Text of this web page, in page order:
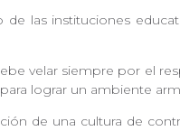
las instituciones
velar siempre por el
lograr un ambiente
de una cultura de